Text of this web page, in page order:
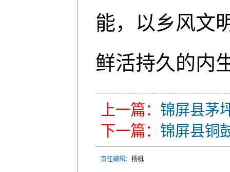
能，以乡风文
鲜活持久的内
上一篇： 锦屏县茅
下一篇： 锦屏县铜
责任编辑： 杨帆